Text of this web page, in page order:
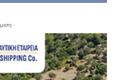
-